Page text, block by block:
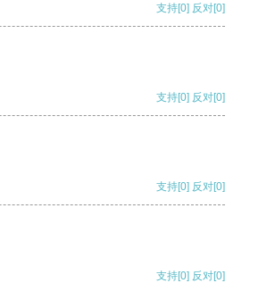
支持[0] 反对[0]
支持[0] 反对[0]
支持[0] 反对[0]
支持[0] 反对[0]